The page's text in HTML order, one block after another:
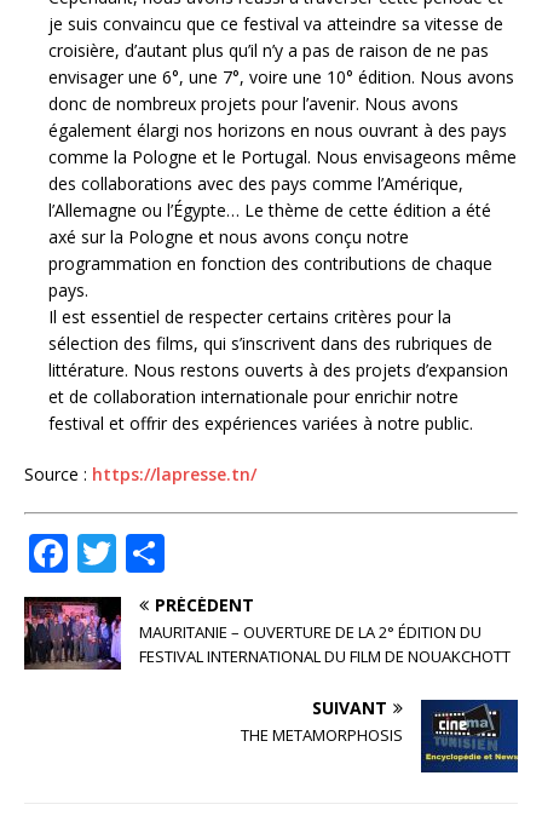
je suis convaincu que ce festival va atteindre sa vitesse de
croisière, d’autant plus qu’il n’y a pas de raison de ne pas
envisager une 6°, une 7°, voire une 10° édition. Nous avons
donc de nombreux projets pour l’avenir. Nous avons
également élargi nos horizons en nous ouvrant à des pays
comme la Pologne et le Portugal. Nous envisageons même
des collaborations avec des pays comme l’Amérique,
l’Allemagne ou l’Égypte… Le thème de cette édition a été
axé sur la Pologne et nous avons conçu notre
programmation en fonction des contributions de chaque
pays.
Il est essentiel de respecter certains critères pour la
sélection des films, qui s’inscrivent dans des rubriques de
littérature. Nous restons ouverts à des projets d’expansion
et de collaboration internationale pour enrichir notre
festival et offrir des expériences variées à notre public.
Source : https://lapresse.tn/
F
a
c
e
T
w
it
te
ar
ta
g
PRÉCÉDENT
MAURITANIE – OUVERTURE DE LA 2° ÉDITION DU
FESTIVAL INTERNATIONAL DU FILM DE NOUAKCHOTT
SUIVANT
THE METAMORPHOSIS